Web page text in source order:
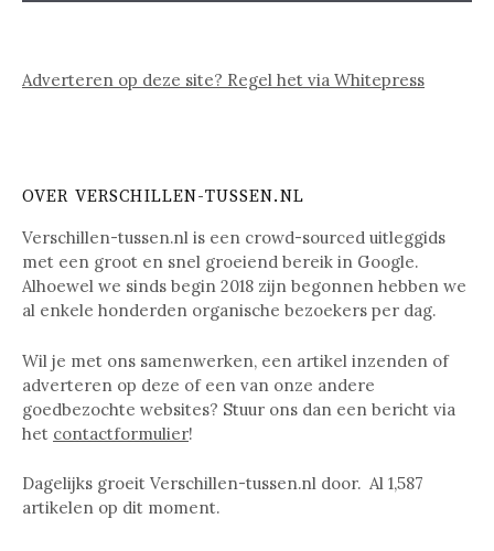
Adverteren op deze site? Regel het via Whitepress
OVER VERSCHILLEN-TUSSEN.NL
Verschillen-tussen.nl is een crowd-sourced uitleggids
met een groot en snel groeiend bereik in Google.
Alhoewel we sinds begin 2018 zijn begonnen hebben we
al enkele honderden organische bezoekers per dag.
Wil je met ons samenwerken, een artikel inzenden of
adverteren op deze of een van onze andere
goedbezochte websites? Stuur ons dan een bericht via
het contactformulier!
Dagelijks groeit Verschillen-tussen.nl door. Al 1,587
artikelen op dit moment.